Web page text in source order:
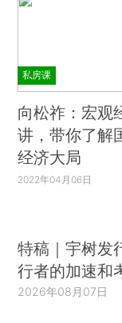
私房课
向松祚：宏观
讲，带你了解
经济大局
2022年04月06日
特稿｜宇树发
行者的加速和
2026年08月07日